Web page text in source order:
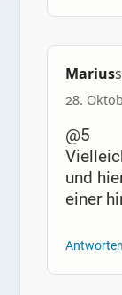
Marius
28.
@5
und
einer
Antworten